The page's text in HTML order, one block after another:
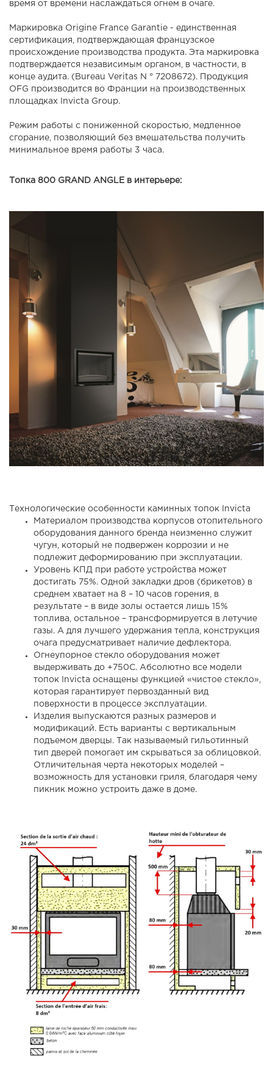
время от времени наслаждаться огнем в очаге.
Маркировка Origine France Garantie - единственная
сертификация, подтверждающая французское
происхождение производства продукта. Эта маркировка
подтверждается независимым органом, в частности, в
конце аудита. (Bureau Veritas N ° 7208672). Продукция
OFG производится во Франции на производственных
площадках Invicta Group.
Режим работы с пониженной скоростью, медленное
сгорание, позволяющий без вмешательства получить
минимальное время работы 3 часа.
Топка 800 GRAND ANGLE в интерьере:
Технологические особенности каминных топок Invicta
Материалом производства корпусов отопительного
оборудования данного бренда неизменно служит
чугун, который не подвержен коррозии и не
подлежит деформированию при эксплуатации.
Уровень КПД при работе устройства может
достигать 75%. Одной закладки дров (брикетов) в
среднем хватает на 8 – 10 часов горения, в
результате – в виде золы остается лишь 15%
топлива, остальное – трансформируется в летучие
газы. А для лучшего удержания тепла, конструкция
очага предусматривает наличие дефлектора.
Огнеупорное стекло оборудования может
выдерживать до +750С. Абсолютно все модели
топок Invicta оснащены функцией «чистое стекло»,
которая гарантирует первозданный вид
поверхности в процессе эксплуатации.
Изделия выпускаются разных размеров и
модификаций. Есть варианты с вертикальным
подъемом дверцы. Так называемый гильотинный
тип дверей помогает им скрываться за облицовкой.
Отличительная черта некоторых моделей –
возможность для установки гриля, благодаря чему
пикник можно устроить даже в доме.